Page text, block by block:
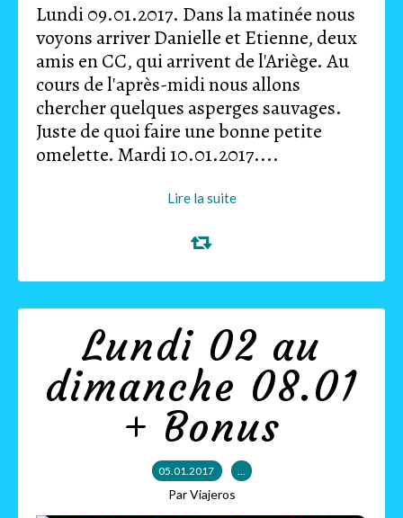
Lundi 09.01.2017. Dans la matinée nous
voyons arriver Danielle et Etienne, deux
amis en CC, qui arrivent de l'Ariège. Au
cours de l'après-midi nous allons
chercher quelques asperges sauvages.
Juste de quoi faire une bonne petite
omelette. Mardi 10.01.2017....
Lire la suite
Lundi 02 au
dimanche 08.01
+ Bonus
05.01.2017 …
Par Viajeros